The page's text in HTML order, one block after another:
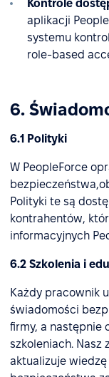
Kontrole
aplikacji
systemu
role-based
6.
6.1 Polityki
W PeopleForce
Polityki te są
kontrahentów,
informacyjnych
6.2 Szkolenia i
Każdy pracownik
świadomości
firmy, a następnie
szkoleniach. Nasz
aktualizuje